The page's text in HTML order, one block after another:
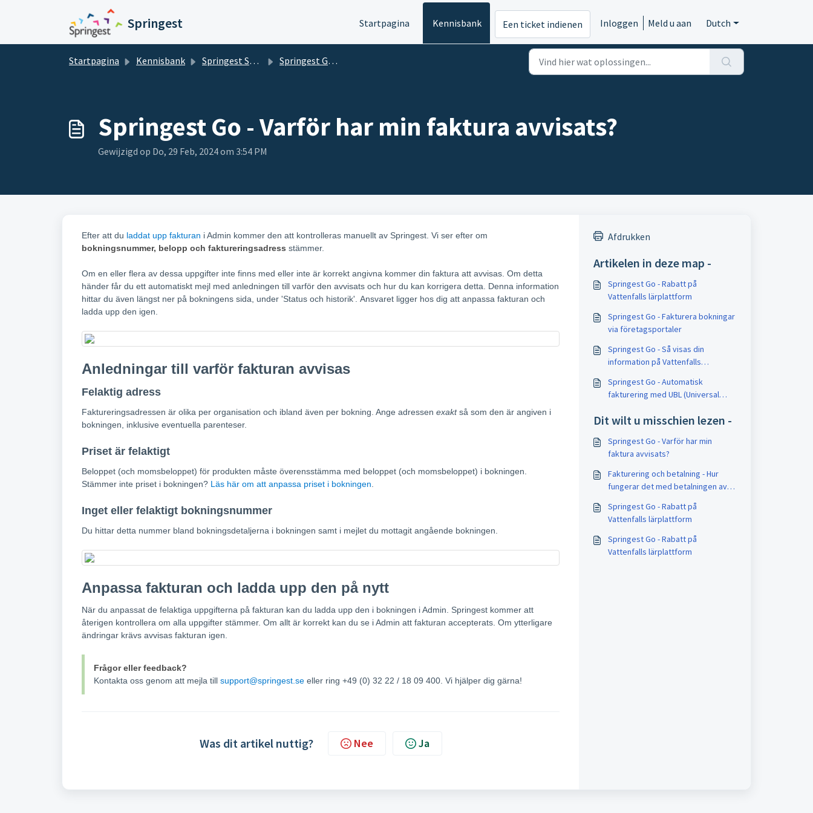
Doorgaan naar hoofdinhoud
Springest Startpagina Kennisbank Een ticket indienen Inloggen Meld u aan Dutch
Startpagina Kennisbank Springest SE Helpdesk Leverantor Springest Go - Företagsportaler
Springest Go - Varför har min faktura avvisats?
Gewijzigd op Do, 29 Feb, 2024 om 3:54 PM
Efter att du laddat upp fakturan i Admin kommer den att kontrolleras manuellt av Springest. Vi ser efter om
bokningsnummer, belopp och faktureringsadress stämmer.
Om en eller flera av dessa uppgifter inte finns med eller inte är korrekt angivna kommer din faktura att avvisas. Om detta
händer får du ett automatiskt mejl med anledningen till varför den avvisats och hur du kan korrigera detta. Denna information
hittar du även längst ner på bokningens sida, under 'Status och historik'. Ansvaret ligger hos dig att anpassa fakturan och
ladda upp den igen.
Anledningar till varför fakturan avvisas
Felaktig adress
Faktureringsadressen är olika per organisation och ibland även per bokning. Ange adressen exaktså som den är angiven i
bokningen, inklusive eventuella parenteser.
Priset är felaktigt
Beloppet (och momsbeloppet) för produkten måste överensstämma med beloppet (och momsbeloppet) i bokningen.
Stämmer inte priset i bokningen? Läs här om att anpassa priset i bokningen
Inget eller felaktigt bokningsnummer
Du hittar detta nummer bland bokningsdetaljerna i bokningen samt i mejlet du mottagit angående bokningen.
Anpassa fakturan och ladda upp den på nytt
När du anpassat de felaktiga uppgifterna på fakturan kan du ladda upp den i bokningen i Admin. Springest kommer att
återigen kontrollera om alla uppgifter stämmer. Om allt är korrekt kan du se i Admin att fakturan accepterats. Om ytterligare
ändringar krävs avvisas fakturan igen.
Frågor eller feedback?
Kontakta oss genom att mejla till support@springest.se eller ring +49 (0) 32 22 / 18 09 400. Vi hjälper dig gärna!
Was dit artikel nuttig? Nee Ja
Afdrukken
Artikelen in deze map -
Springest Go - Rabatt på
Vattenfalls lärplattform
Springest Go - Fakturera bokningar
via företagsportaler
Springest Go - Så visas din
information på Vattenfalls
Springest Go - Automatisk
fakturering med UBL (Universal
Dit wilt u misschien lezen -
Springest Go - Varför har min
faktura avvisats?
Fakturering och betalning - Hur
fungerar det med betalningen av
Springest Go - Rabatt på
Vattenfalls lärplattform
Springest Go - Rabatt på
Vattenfalls lärplattform